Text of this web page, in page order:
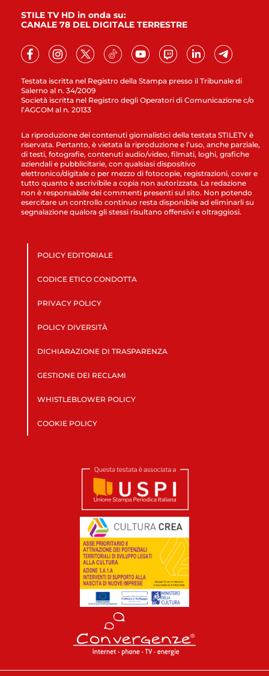
Testata iscritta nel Registro della Stampa presso il Tribunale di
Salerno al n. 34/2009
Società iscritta nel Registro degli Operatori di Comunicazione c/o
l’AGCOM al n. 20133
STILE TV HD in onda su:
CANALE 78 DEL DIGITALE TERRESTRE
La riproduzione dei contenuti giornalistici della testata STILETV è
riservata. Pertanto, è vietata la riproduzione e l’uso, anche parziale,
di testi, fotografie, contenuti audio/video, filmati, loghi, grafiche
aziendali e pubblicitarie, con qualsiasi dispositivo
elettronico/digitale o per mezzo di fotocopie, registrazioni, cover e
tutto quanto è ascrivibile a copia non autorizzata. La redazione
non è responsabile dei commenti presenti sul sito. Non potendo
esercitare un controllo continuo resta disponibile ad eliminarli su
segnalazione qualora gli stessi risultano offensivi e oltraggiosi.
POLICY EDITORIALE
CODICE ETICO CONDOTTA
PRIVACY POLICY
POLICY DIVERSITÀ
DICHIARAZIONE DI TRASPARENZA
GESTIONE DEI RECLAMI
WHISTLEBLOWER POLICY
COOKIE POLICY